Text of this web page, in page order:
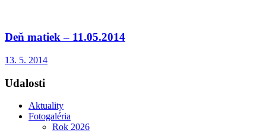
Deň matiek – 11.05.2014
13. 5. 2014
Udalosti
Aktuality
Fotogaléria
Rok 2026